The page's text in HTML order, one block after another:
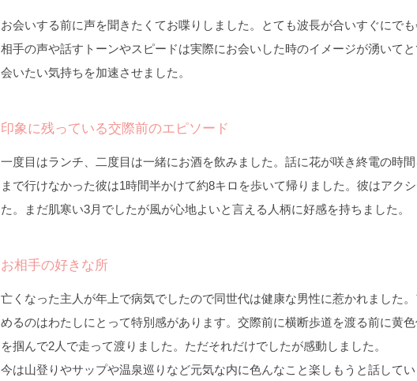
お会いする前に声を聞きたくてお喋りしました。とても波長が合いすぐにでも
相手の声や話すトーンやスピードは実際にお会いした時のイメージが湧いてと
会いたい気持ちを加速させました。
印象に残っている交際前のエピソード
一度目はランチ、二度目は一緒にお酒を飲みました。話に花が咲き終電の時
まで行けなかった彼は1時間半かけて約8キロを歩いて帰りました。彼はアク
た。まだ肌寒い3月でしたが風が心地よいと言える人柄に好感を持ちました。
お相手の好きな所
亡くなった主人が年上で病気でしたので同世代は健康な男性に惹かれました
めるのはわたしにとって特別感があります。交際前に横断歩道を渡る前に黄
を掴んで2人で走って渡りました。ただそれだけでしたが感動しました。
今は山登りやサップや温泉巡りなど元気な内に色んなこと楽しもうと話して